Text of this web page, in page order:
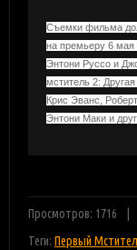
Съемки фильма
на премьеру 6 мая
Энтони Руссо и
мститель 2:
Крис Эванс,
Энтони Маки и
Просмотров: 1716
Теги: Первый